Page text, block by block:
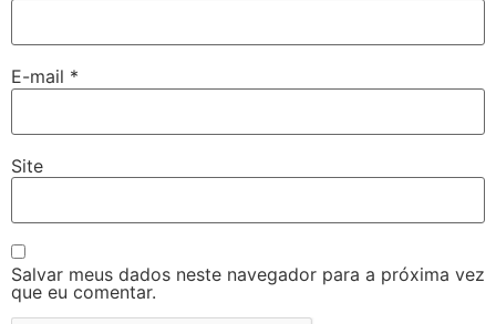
E-mail *
Site
Salvar meus dados neste navegador para a próxima vez
que eu comentar.